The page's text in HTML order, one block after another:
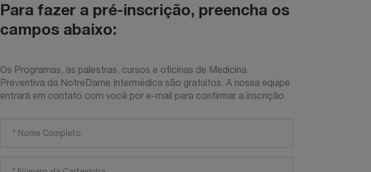
Para fazer a pré-inscrição, preencha os
campos abaixo:
Os Programas, as palestras, cursos e oficinas de Medicina
Preventiva da NotreDame Intermédica são gratuitos. A nossa equipe
entrará em contato com você por e-mail para confirmar a inscrição.